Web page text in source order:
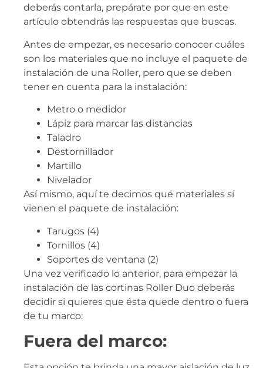
deberás contarla, prepárate por que en este
artículo obtendrás las respuestas que buscas.
Antes de empezar, es necesario conocer cuáles
son los materiales que no incluye el paquete de
instalación de una Roller, pero que se deben
tener en cuenta para la instalación:
Metro o medidor
Lápiz para marcar las distancias
Taladro
Destornillador
Martillo
Nivelador
Así mismo, aquí te decimos qué materiales sí
vienen el paquete de instalación:
Tarugos (4)
Tornillos (4)
Soportes de ventana (2)
Una vez verificado lo anterior, para empezar la
instalación de las cortinas Roller Duo deberás
decidir si quieres que ésta quede dentro o fuera
de tu marco:
Fuera del marco: